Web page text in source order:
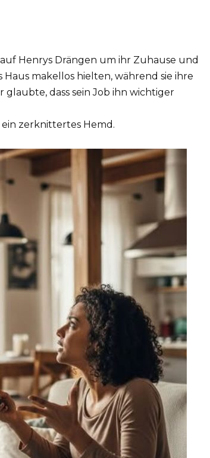
Henrys Drängen um ihr Zuhause und
makellos hielten, während sie ihre
dass sein Job ihn wichtiger
zerknittertes Hemd.